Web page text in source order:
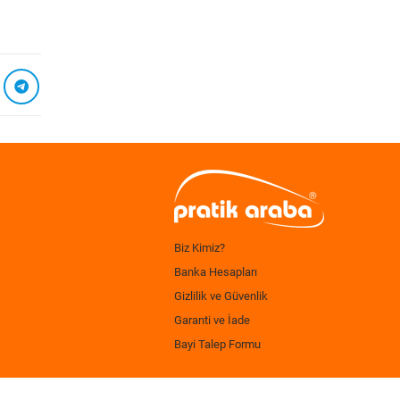
Biz Kimiz?
Banka Hesapları
Gizlilik ve Güvenlik
Garanti ve İade
Bayi Talep Formu